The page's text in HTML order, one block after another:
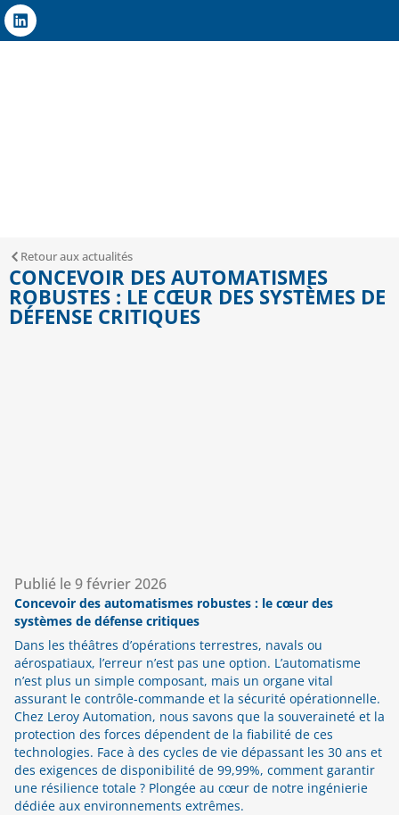
Retour aux actualités
CONCEVOIR DES AUTOMATISMES
ROBUSTES : LE CŒUR DES SYSTÈMES DE
DÉFENSE CRITIQUES
Publié le9 février 2026
Concevoir des automatismes robustes : le cœur des
systèmes de défense critiques
Dans les théâtres d’opérations terrestres, navals ou
aérospatiaux, l’erreur n’est pas une option. L’automatisme
n’est plus un simple composant, mais un organe vital
assurant le contrôle-commande et la sécurité opérationnelle.
Chez Leroy Automation, nous savons que la souveraineté et la
protection des forces dépendent de la fiabilité de ces
technologies. Face à des cycles de vie dépassant les 30 ans et
des exigences de disponibilité de 99,99%, comment garantir
une résilience totale ? Plongée au cœur de notre ingénierie
dédiée aux environnements extrêmes.